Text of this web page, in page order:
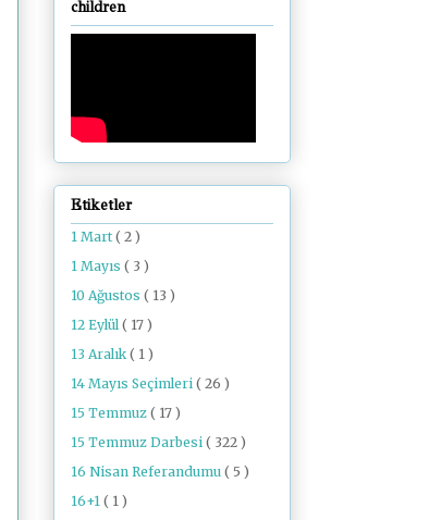
children
Etiketler
1 Mart ( 2 )
1 Mayıs ( 3 )
10 Ağustos ( 13 )
12 Eylül ( 17 )
13 Aralık ( 1 )
14 Mayıs Seçimleri ( 26 )
15 Temmuz ( 17 )
15 Temmuz Darbesi ( 322 )
16 Nisan Referandumu ( 5 )
16+1 ( 1 )